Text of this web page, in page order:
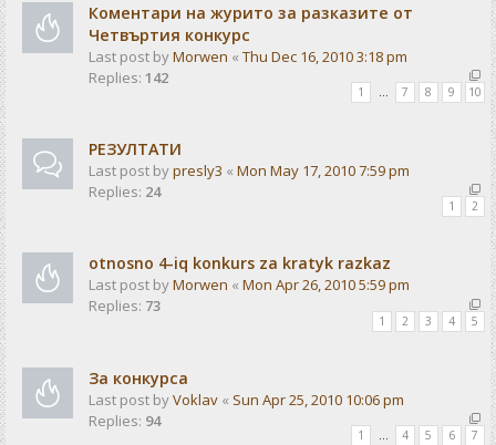
Коментари на журито за разказите от
Четвъртия конкурс
Last post byMorwen « Thu Dec 16, 2010 3:18 pm
Replies: 142
1 … 7 8 9 10
РЕЗУЛТАТИ
Last post bypresly3 « Mon May 17, 2010 7:59 pm
Replies: 24
1 2
otnosno 4-iq konkurs za kratyk razkaz
Last post byMorwen « Mon Apr 26, 2010 5:59 pm
Replies: 73
1 2 3 4 5
За конкурса
Last post byVoklav « Sun Apr 25, 2010 10:06 pm
Replies: 94
1 … 4 5 6 7